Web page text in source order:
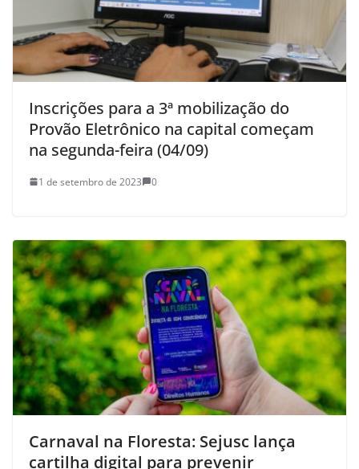
Inscrições para a 3ª mobilização do
Provão Eletrônico na capital começam
na segunda-feira (04/09)
1 de setembro de 2023 0
Carnaval na Floresta: Sejusc lança
cartilha digital para prevenir